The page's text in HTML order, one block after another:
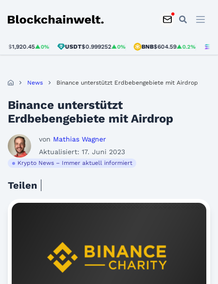
Blockchainwelt
▲0% USDT$0.999252▲0% BNB$604.59▲0.2% SOL
News Binance unterstützt Erdbebengebiete mit Airdrop
Binance unterstützt
Erdbebengebiete mit Airdrop
von Mathias Wagner
Aktualisiert: 17. Juni 2023
Krypto News – Immer aktuell informiert
Teilen